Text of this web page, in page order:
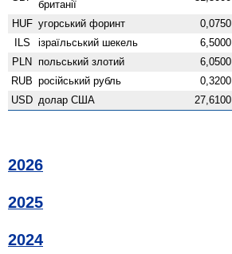
британії
HUF угорський форинт 0,0750
ILS ізраїльський шекель 6,5000
PLN польський злотий 6,0500
RUB російський рубль 0,3200
USD долар США 27,6100
2026
2025
2024